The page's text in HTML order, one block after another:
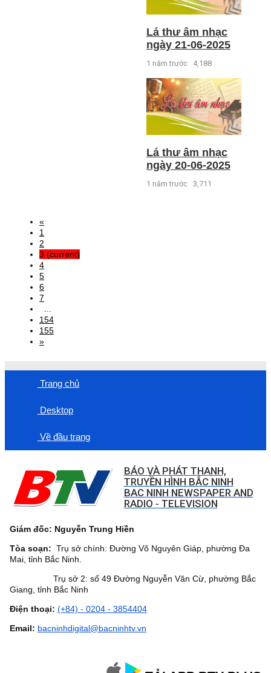
Lá thư âm nhạc
ngày 21-06-2025
1 năm trước 4,188
Lá thư âm nhạc
ngày 20-06-2025
1 năm trước 3,711
«
1
2
3 (current)
4
5
6
7
154
155
»
Trang chủ
Desktop
Về đầu trang
BÁO VÀ PHÁT THANH,
TRUYỀN HÌNH BẮC NINH
BAC NINH NEWSPAPER AND
RADIO - TELEVISION
Giám đốc: Nguyễn Trung Hiền
Tòa soạn: Trụ sở chính: Đường Võ Nguyên Giáp, phường Đa
Mai, tỉnh Bắc Ninh.
Trụ sở 2: số 49 Đường Nguyễn Văn Cừ, phường Bắc
Giang, tỉnh Bắc Ninh
Điện thoại: (+84) - 0204 - 3854404
Email: bacninhdigital@bacninhtv.vn